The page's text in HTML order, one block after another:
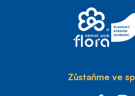
Zůstaňme ve